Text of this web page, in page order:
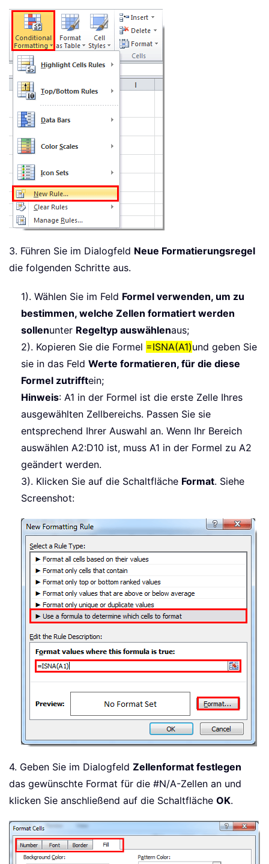
3. Führen Sie im Dialogfeld Neue Formatierungsregel
die folgenden Schritte aus.
1). Wählen Sie im Feld Formel verwenden, um zu
bestimmen, welche Zellen formatiert werden
sollenunter Regeltyp auswählenaus;
2). Kopieren Sie die Formel =ISNA(A1)und geben Sie
sie in das Feld Werte formatieren, für die diese
Formel zutrifftein;
Hinweis: A1 in der Formel ist die erste Zelle Ihres
ausgewählten Zellbereichs. Passen Sie sie
entsprechend Ihrer Auswahl an. Wenn Ihr Bereich
auswählen A2:D10 ist, muss A1 in der Formel zu A2
geändert werden.
3). Klicken Sie auf die Schaltfläche Format. Siehe
Screenshot:
4. Geben Sie im Dialogfeld Zellenformat festlegen
das gewünschte Format für die #N/A-Zellen an und
klicken Sie anschließend auf die Schaltfläche OK.